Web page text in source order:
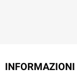
INFORMAZIONI